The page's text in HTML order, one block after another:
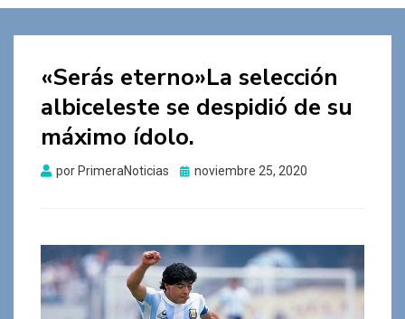
«Serás eterno»La selección
albiceleste se despidió de su
máximo ídolo.
por PrimeraNoticias
Publicado
noviembre 25, 2020